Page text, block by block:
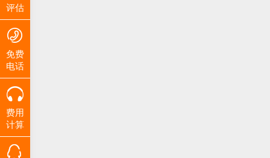
评估
免费
电话
费用
计算